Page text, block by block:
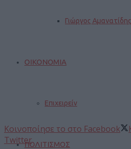
Γιώργος Αμανατίδης
ΟΙΚΟΝΟΜΙΑ
Επιχειρείν
ΠΟΛΙΤΙΣΜΟΣ
Κοινοποίησε το στο Facebook
Twitter